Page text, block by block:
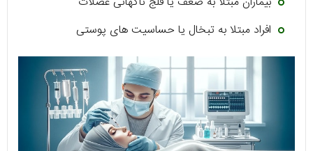
افراد مبتلا به تبخال یا حساسیت های پوستی